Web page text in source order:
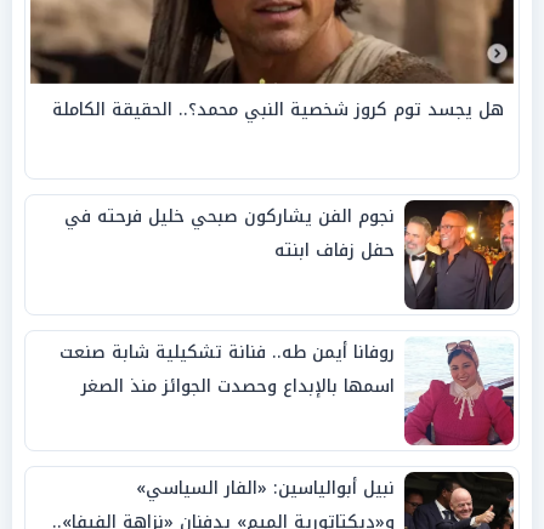
هل يجسد توم كروز شخصية النبي محمد؟.. الحقيقة الكاملة
نجوم الفن يشاركون صبحي خليل فرحته في
حفل زفاف ابنته
روفانا أيمن طه.. فنانة تشكيلية شابة صنعت
اسمها بالإبداع وحصدت الجوائز منذ الصغر
نبيل أبوالياسين: «الفار السياسي»
و«ديكتاتورية الميم» يدفنان «نزاهة الفيفا»..